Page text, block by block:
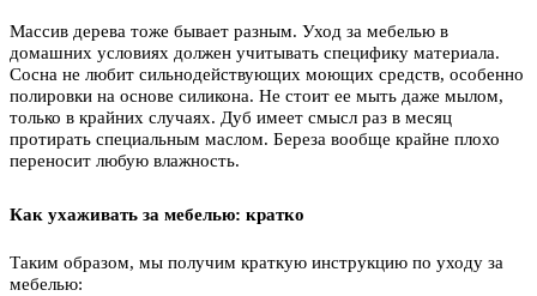
Массив дерева тоже бывает разным. Уход за мебелью в
домашних условиях должен учитывать специфику материала.
Сосна не любит сильнодействующих моющих средств, особенно
полировки на основе силикона. Не стоит ее мыть даже мылом,
только в крайних случаях. Дуб имеет смысл раз в месяц
протирать специальным маслом. Береза вообще крайне плохо
переносит любую влажность.
Как ухаживать за мебелью: кратко
Таким образом, мы получим краткую инструкцию по уходу за
мебелью: